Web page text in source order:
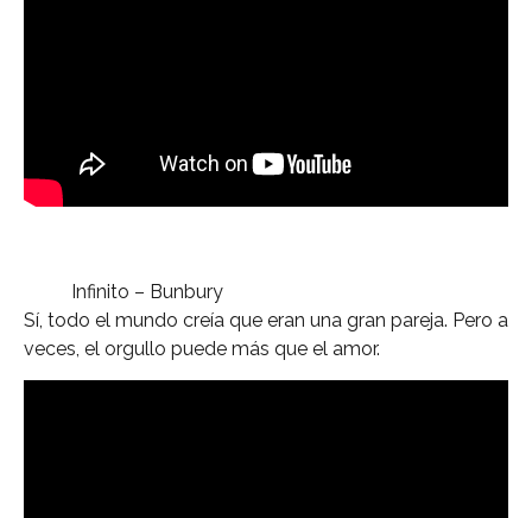
Infinito – Bunbury
Sí, todo el mundo creía que eran una gran pareja. Pero a
veces, el orgullo puede más que el amor.